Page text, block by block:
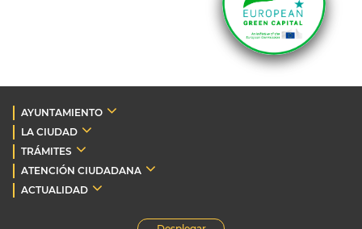
AYUNTAMIENTO
LA CIUDAD
TRÁMITES
ATENCIÓN CIUDADANA
ACTUALIDAD